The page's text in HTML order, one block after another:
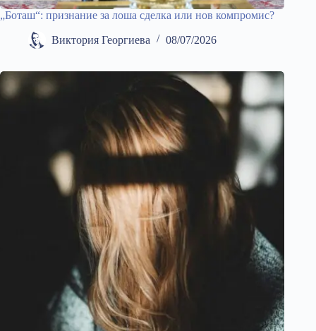
„Боташ“: признание за лоша сделка или нов компромис?
Виктория Георгиева 08/07/2026